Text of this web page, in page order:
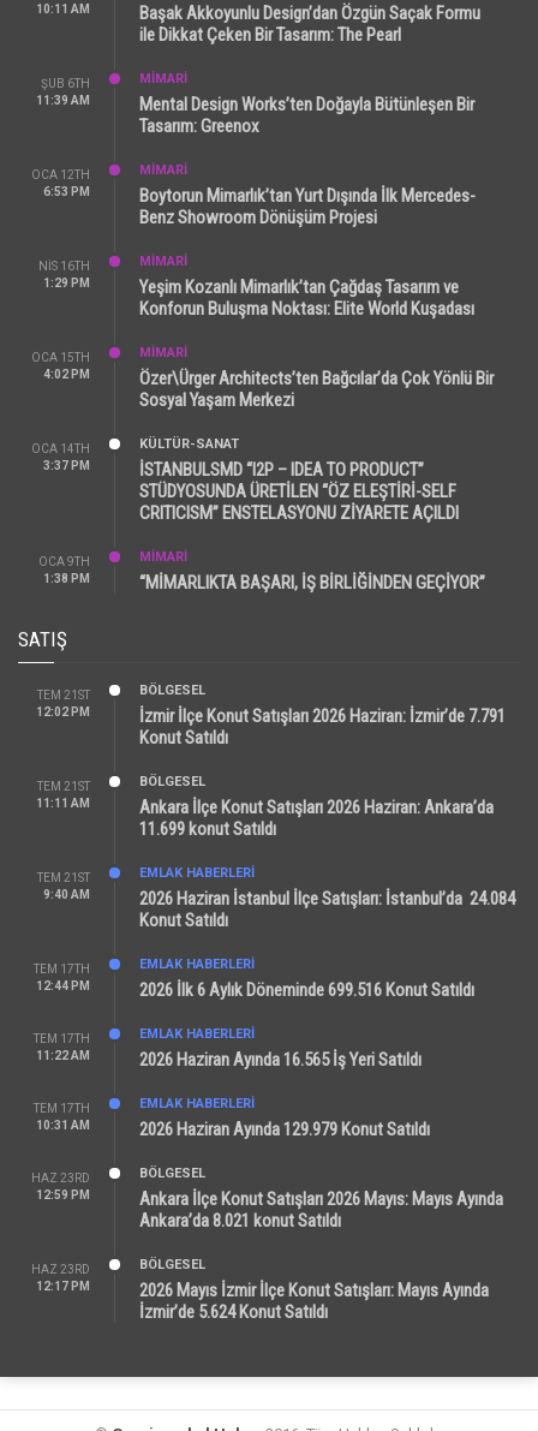
10:11 AM
Başak Akkoyunlu Design’dan Özgün Saçak Formu
ile Dikkat Çeken Bir Tasarım: The Pearl
ŞUB 6TH
11:39 AM
MİMARİ
Mental Design Works’ten Doğayla Bütünleşen Bir
Tasarım: Greenox
OCA 12TH
6:53 PM
MİMARİ
Boytorun Mimarlık’tan Yurt Dışında İlk Mercedes-
Benz Showroom Dönüşüm Projesi
NIS 16TH
1:29 PM
MİMARİ
Yeşim Kozanlı Mimarlık’tan Çağdaş Tasarım ve
Konforun Buluşma Noktası: Elite World Kuşadası
OCA 15TH
4:02 PM
MİMARİ
Özer\Ürger Architects’ten Bağcılar’da Çok Yönlü Bir
Sosyal Yaşam Merkezi
OCA 14TH
3:37 PM
KÜLTÜR-SANAT
İSTANBULSMD “I2P – IDEA TO PRODUCT”
STÜDYOSUNDA ÜRETİLEN “ÖZ ELEŞTİRİ-SELF
CRITICISM” ENSTELASYONU ZİYARETE AÇILDI
OCA 9TH
1:38 PM
MİMARİ
“MİMARLIKTA BAŞARI, İŞ BİRLİĞİNDEN GEÇİYOR”
SATIŞ
TEM 21ST
12:02 PM
BÖLGESEL
İzmir İlçe Konut Satışları 2026 Haziran: İzmir’de 7.791
Konut Satıldı
TEM 21ST
11:11 AM
BÖLGESEL
Ankara İlçe Konut Satışları 2026 Haziran: Ankara’da
11.699 konut Satıldı
TEM 21ST
9:40 AM
EMLAK HABERLERI
2026 Haziran İstanbul İlçe Satışları: İstanbul’da 24.084
Konut Satıldı
TEM 17TH
12:44 PM
EMLAK HABERLERI
2026 İlk 6 Aylık Döneminde 699.516 Konut Satıldı
TEM 17TH
11:22 AM
EMLAK HABERLERI
2026 Haziran Ayında 16.565 İş Yeri Satıldı
TEM 17TH
10:31 AM
EMLAK HABERLERI
2026 Haziran Ayında 129.979 Konut Satıldı
HAZ 23RD
12:59 PM
BÖLGESEL
Ankara İlçe Konut Satışları 2026 Mayıs: Mayıs Ayında
Ankara’da 8.021 konut Satıldı
HAZ 23RD
12:17 PM
BÖLGESEL
2026 Mayıs İzmir İlçe Konut Satışları: Mayıs Ayında
İzmir’de 5.624 Konut Satıldı